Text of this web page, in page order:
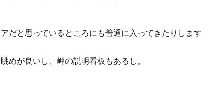
だと思っているところにも普通に入ってきたりします
めが良いし、岬の説明看板もあるし。